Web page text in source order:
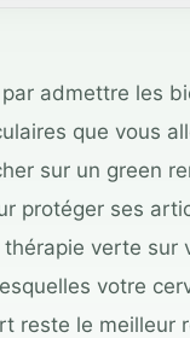
admettre les
que vous
sur un green
protéger ses
verte sur
votre
reste le meilleur